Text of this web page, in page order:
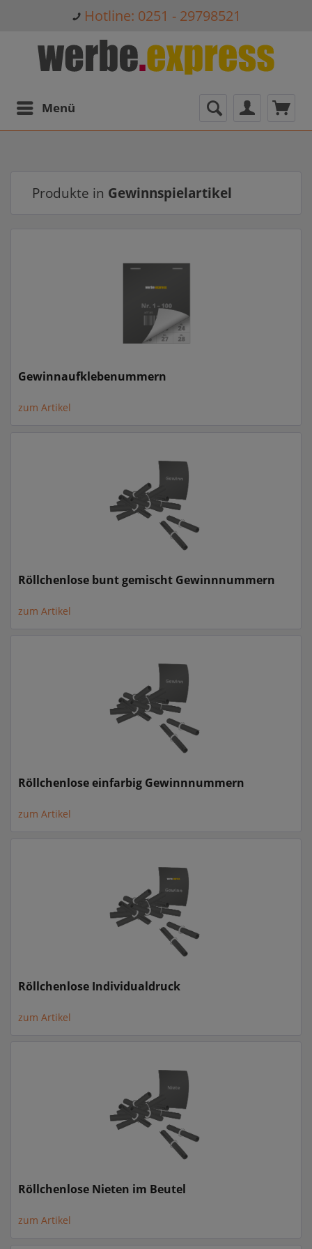
Hotline: 0251 - 29798521
Menü
Produkte in Gewinnspielartikel
Gewinnaufklebenummern
zum Artikel
Röllchenlose bunt gemischt Gewinnnummern
zum Artikel
Röllchenlose einfarbig Gewinnnummern
zum Artikel
Röllchenlose Individualdruck
zum Artikel
Röllchenlose Nieten im Beutel
zum Artikel